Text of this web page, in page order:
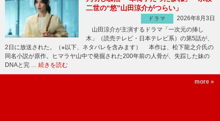
二世の“悠”山田涼介がつらい」
ドラマ
2026年8月3日
山田涼介が主演するドラマ「一次元の挿し
木」（読売テレビ・日本テレビ系）の第5話が、
2日に放送された。（※以下、ネタバレを含みます） 本作は、松下龍之介氏の
同名小説が原作。ヒマラヤ山中で発掘された200年前の人骨が、失踪した妹の
DNAと完 … 続きを読む
more »